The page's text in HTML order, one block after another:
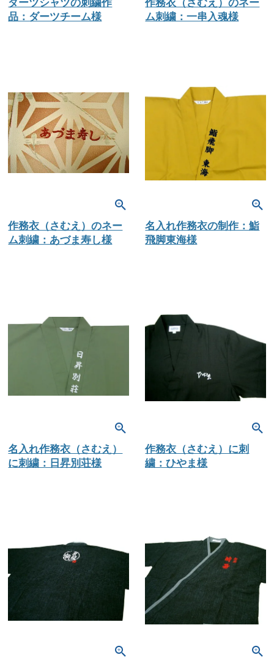
ダーツシャツの刺繍作
品：ダーツチーム様
作務衣（さむえ）のネー
ム刺繍：一串入魂様
作務衣（さむえ）のネー
ム刺繍：あづま寿し様
名入れ作務衣の制作：鮨
飛脚東海様
名入れ作務衣（さむえ）
に刺繍：日昇別荘様
作務衣（さむえ）に刺
繍：ひやま様